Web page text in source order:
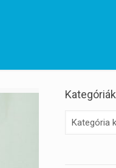
Kategóriák